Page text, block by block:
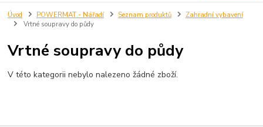
Úvod POWERMAT - Nářadí Seznam produktů
Zahradní vybavení
Vrtné soupravy do půdy
Vrtné soupravy do půdy
V této kategorii nebylo nalezeno žádné zboží.